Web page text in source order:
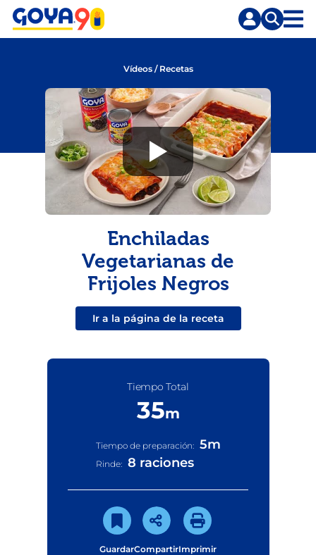
Saltar
Saltar
Vídeos/ Recetas
Enchiladas
Vegetarianas de
Frijoles Negros
Ir a la página de la receta
Tiempo Total
35m
Tiempo de preparación: 5m
Rinde: 8 raciones
GuardarCompartirImprimir